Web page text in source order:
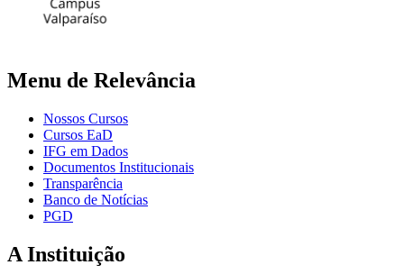
Menu de Relevância
Nossos Cursos
Cursos EaD
IFG em Dados
Documentos Institucionais
Transparência
Banco de Notícias
PGD
A Instituição